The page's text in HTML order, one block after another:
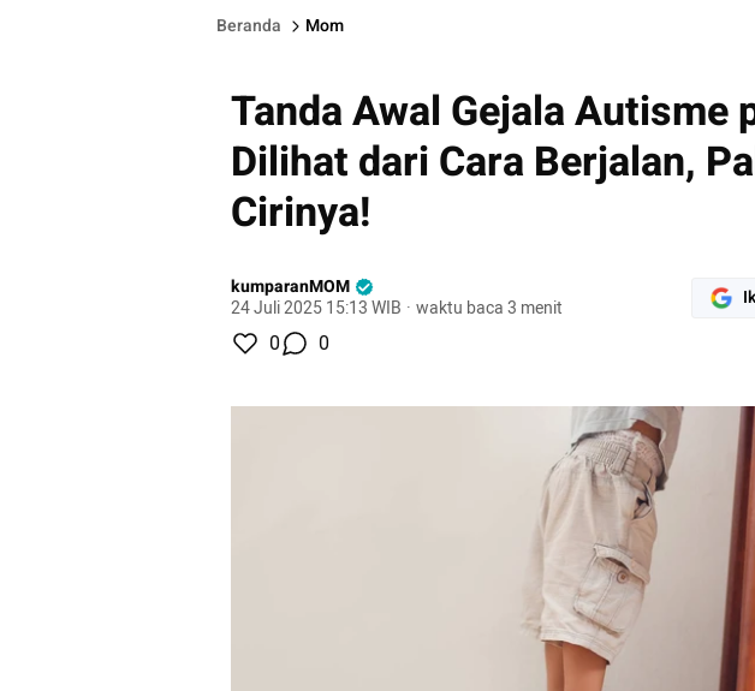
Beranda Mom
Tanda Awal Gejala Autisme
Dilihat dari Cara Berjalan,
Cirinya!
kumparanMOM
24 Juli 2025 15:13 WIB · waktu baca 3 menit
0 0